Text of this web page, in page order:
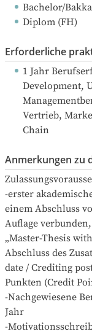
Bachelor/
Diplom (FH)
Erforderliche
1 Jahr
Development,
Vertrieb,
Chain
Anmerkungen zu
-erster
einem Abschluss
Auflage
„Master-Thesis
Abschluss des
date / Crediting
Punkten (Credit
-Nachgewiesene
Jahr
-